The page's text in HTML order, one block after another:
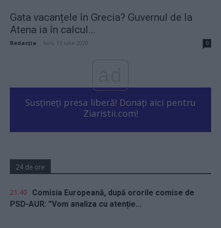
Gata vacanțele în Grecia? Guvernul de la
Atena ia în calcul...
Redacţia luni, 13 iulie 2020 0
Susțineți presa liberă! Donați aici pentru
Ziaristii.com!
24 de ore
21.40
Comisia Europeană, după ororile comise de
PSD-AUR: ”Vom analiza cu atenție...